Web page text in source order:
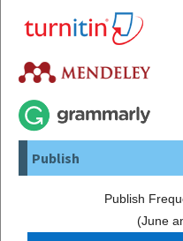
Publish
Publish
(June